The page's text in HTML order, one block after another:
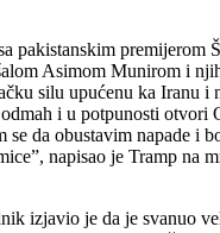
pakistanskim premijerom
Asimom Munirom i
silu upućenu ka Iranu i
i u potpunosti otvori
se da obustavim napade i
napisao je Tramp na
izjavio je da je svanuo